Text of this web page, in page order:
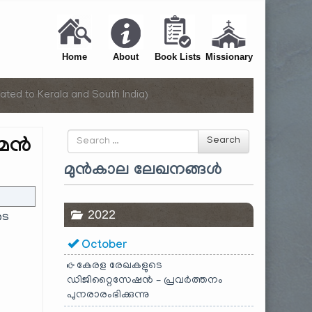
Home About Book Lists Missionary
to Kerala and South India)
Search
for
Search
മുൻകാല ലേഖനങ്ങൾ
2022
October
കേരള രേഖകളുടെ
ഡിജിറ്റൈസേഷൻ – പ്രവർത്തനം
പുനരാരംഭിക്കുന്നു